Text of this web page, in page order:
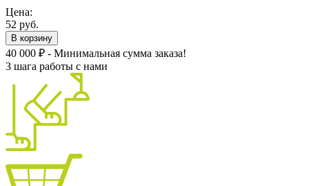
Цена:
52 руб.
В корзину
40 000 ₽ - Минимальная сумма заказа!
3 шага работы с нами